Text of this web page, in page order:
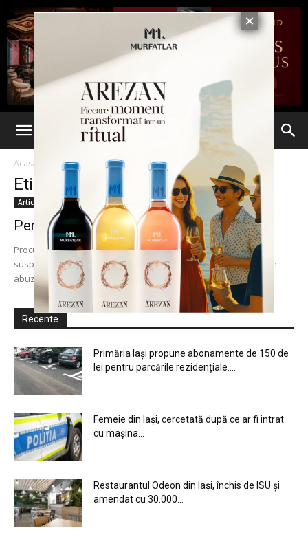
Acasă Etichete Primaria Focsani
Etichetă: Primaria Focsani
Articole
Percheziţii DNA, la Primăria Focşani
Procurorii anticorupţie au descins la Primăria Focşani, ei având
suspiciuni că acolo s-au dat anumite contracte preferenţial prin
abuz în serviciu sau infracţiuni conexe....
Recente
Primăria Iași propune abonamente de 150 de
lei pentru parcările rezidențiale....
Femeie din Iași, cercetată după ce ar fi intrat
cu mașina...
Restaurantul Odeon din Iași, închis de ISU și
amendat cu 30.000...